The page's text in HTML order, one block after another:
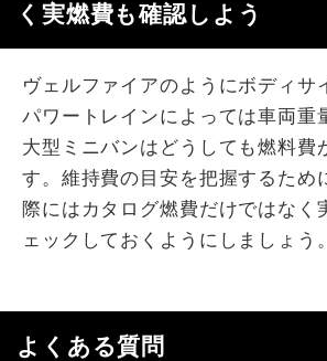
く実燃費も確認しよう
ヴェルファイアのようにボディサ
パワートレインによっては車両重
大型ミニバンはどうしても燃料費
す。維持費の目安を把握するため
際にはカタログ燃費だけではなく
ェックしておくようにしましょう。
よくある質問